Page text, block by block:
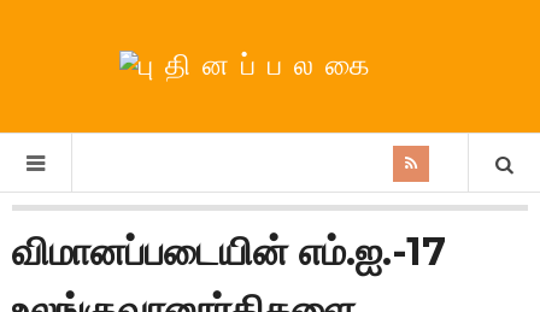
விமானப்படையின் எம்.ஐ.-17